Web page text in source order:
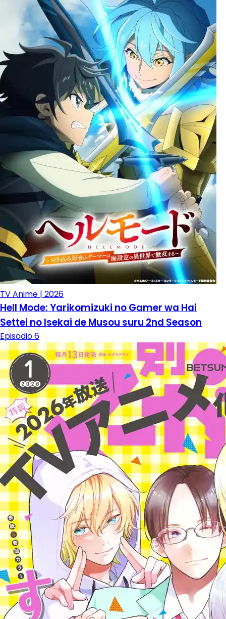
TV Anime | 2026
Hell Mode: Yarikomizuki no Gamer wa Hai
Settei no Isekai de Musou suru 2nd Season
Episodio 6